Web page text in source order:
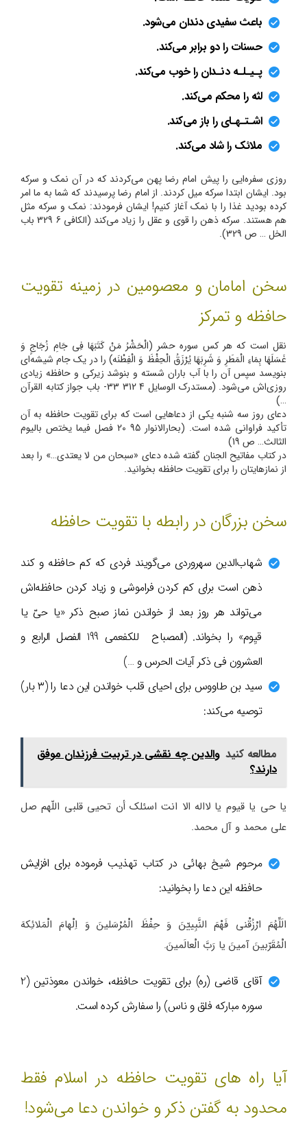
باعث سفیدی دندان می‌شود.
حسنات را دو برابر می‌کند.
پـیـلـه دنـدان را خوب می‌کند.
لثه را محکم می‌کند.
اشـتـهـای را باز می‌کند.
ملائک را شاد می‌کند.
روزی سفره‌ایی را پیش امام رضا پهن می‌کردند که در آن نمک و سرکه
بود. ایشان ابتدا سرکه میل کردند. از امام رضا پرسیدند که شما به ما امر
کرده بودید غذا را با نمک آغاز کنیم! ایشان فرمودند: نمک و سرکه مثل
هم هستند. سرکه ذهن را قوی و عقل را زیاد می‌کند (الکافی 6 329 باب
الخل … ص 329).
سخن امامان و معصومین در زمینه تقویت
حافظه و تمرکز
نقل است که هر کس سوره حشر (الْحَشْرُ مَنْ کَتَبَهَا فِی جَامِ زُجَاجٍ وَ
غَسَلَهَا بِمَاءِ الْمَطَرِ وَ شَرِبَهَا یُرْزَقُ الْحِفْظَ وَ الْفِطْنَه) را در یک جام شیشه‌ای
بنویسد سپس آن را با آب باران شسته و بنوشد زیرکی و حافظه زیادی
روزی‌اش می‌شود. (مستدرک الوسایل 4 312 33- باب جواز کتابه القرآن
…)
دعای روز سه شنبه یکی از دعاهایی است که برای تقویت حافظه به آن
تأکید فراوانی شده است. (بحارالانوار 95 20 فصل فیما یختص بالیوم
الثالث… ص 19)
در کتاب مفاتیح الجنان گفته شده دعای «سبحان من لا یعتدی…» را بعد
از نمازهایتان را برای تقویت حافظه بخوانید.
سخن بزرگان در رابطه با تقویت حافظه
شهاب‌الدین سهروردی می‌گویند فردی که کم حافظه و کند
ذهن است برای کم کردن فراموشی و زیاد کردن حافظه‌اش
می‌تواند هر روز بعد از خواندن نماز صبح ذکر «یا حیّ یا
قیِوم» را بخواند. (المصباح ‌ للکفعمی 199 الفصل الرابع و
العشرون فی ذکر آیات الحرس و …)
سید بن طاووس برای احیای قلب خواندن این دعا را (۳ بار)
توصیه می‌کند:
مطالعه کنید والدین چه نقشی در تربیت فرزندان موفق
دارند؟
یا حی یا قیوم یا لااله الا انت اسئلک أن تحیی قلبی اللّهم صل
علی محمد و آل محمد.
مرحوم شیخ بهائی در کتاب تهذیب فرموده برای افزایش
حافظه این دعا را بخوانید:
الَلِّهُمَ ارْزُقْنی فَهْمَ النَّبِییّنَ وَ حِفْظَ الْمُرْسَلینَ وَ اِلْهامَ الْمَلائِکهَ
الْمُقَرّبینَ آمینَ یا رَبَّ الْعالَمینَ.
آقای قاضی (ره) برای تقویت حافظه، خواندن معوذتین (2
سوره مبارکه فلق و ناس) را سفارش کرده است.
آیا راه های تقویت حافظه در اسلام فقط
محدود به گفتن ذکر و خواندن دعا می‌شود!